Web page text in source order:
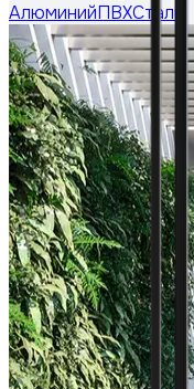
АлюминийПВХСталь